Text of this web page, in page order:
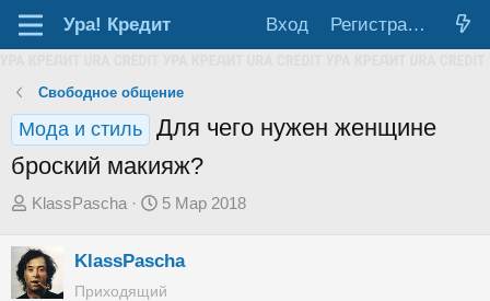
Ура! Кредит Вход Регистрация
Свободное общение
Мода и стиль
Для чего нужен женщине
броский макияж?
А
т
о
KlassPascha
Д
т
5 Мар 2018
KlassPascha
Приходящий